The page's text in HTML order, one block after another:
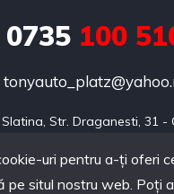
0735 100
Slatina, Str. Draganesti, 31 -
© 2024 realizat de
uri pentru a-ți oferi
pe situl nostru web. Poți